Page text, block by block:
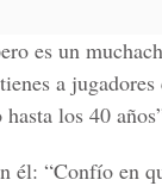
es un
a
los 40
él: “Confío en